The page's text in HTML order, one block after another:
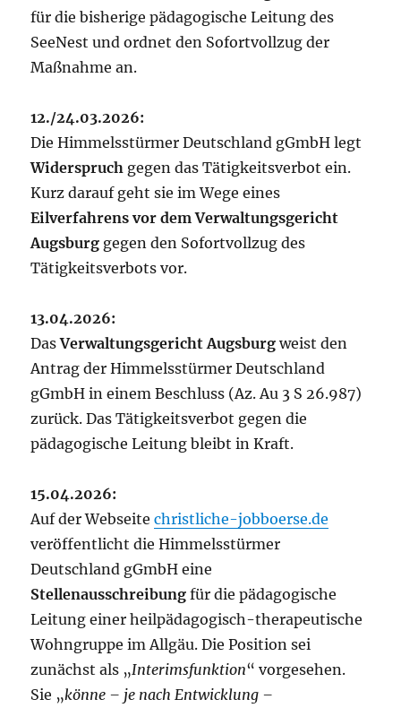
für die bisherige pädagogische Leitung des
SeeNest und ordnet den Sofortvollzug der
Maßnahme an.
12./24.03.2026:
Die Himmelsstürmer Deutschland gGmbH legt
Widerspruch gegen das Tätigkeitsverbot ein.
Kurz darauf geht sie im Wege eines
Eilverfahrens vor dem Verwaltungsgericht
Augsburg gegen den Sofortvollzug des
Tätigkeitsverbots vor.
13.04.2026:
DasVerwaltungsgericht Augsburg weist den
Antrag der Himmelsstürmer Deutschland
gGmbH in einem Beschluss (Az. Au 3 S 26.987)
zurück. Das Tätigkeitsverbot gegen die
pädagogische Leitung bleibt in Kraft.
15.04.2026:
Auf der Webseitechristliche-jobboerse.de
veröffentlicht die Himmelsstürmer
Deutschland gGmbH eine
Stellenausschreibung für die pädagogische
Leitung einer heilpädagogisch-therapeutische
Wohngruppe im Allgäu. Die Position sei
zunächst als „Interimsfunktion“ vorgesehen.
Sie „könne – je nach Entwicklung –